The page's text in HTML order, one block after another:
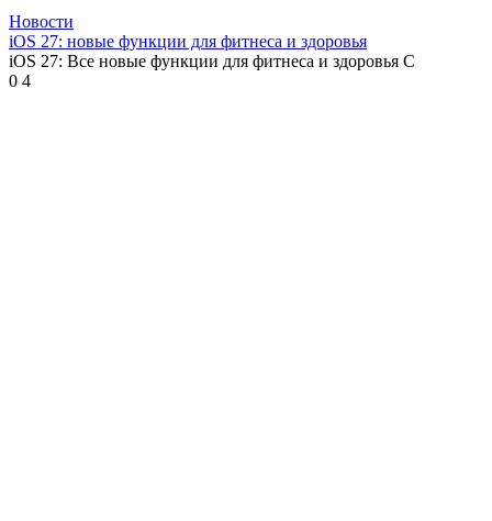
Новости
iOS 27: новые функции для фитнеса и здоровья
iOS 27: Все новые функции для фитнеса и здоровья С
0 4